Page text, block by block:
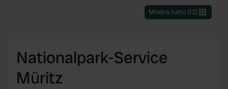
Mostra tutto(12)
Nationalpark-Service
Müritz